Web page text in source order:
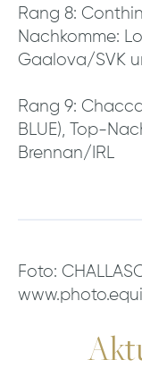
Rang 8:
Nachkomme:
Gaalova/SVK
Rang 9:
BLUE), Top-
Brennan/IRL
Foto: